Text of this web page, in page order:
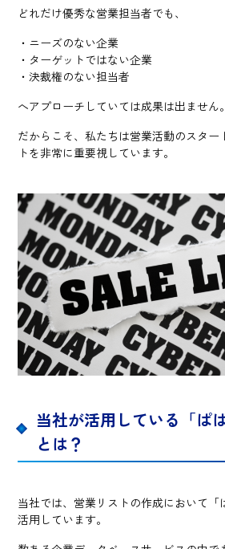
どれだけ優秀な営業担当者でも、
・ニーズのない企業
・ターゲットではない企業
・決裁権のない担当者
へアプローチしていては成果は出ません。
だからこそ、私たちは営業活動のスター
トを非常に重要視しています。
当社が活用している「ぱ
とは？
当社では、営業リストの作成において「
活用しています。